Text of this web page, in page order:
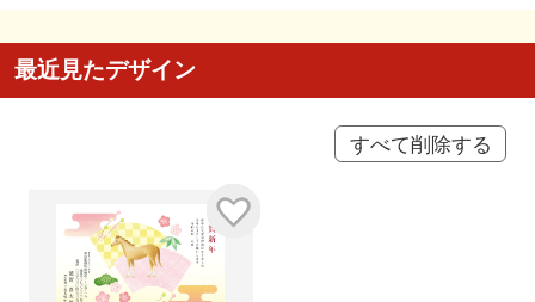
最近見たデザイン
すべて削除する